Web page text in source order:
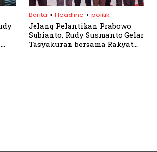
Berita . Headline . politik
Jelang Pelantikan Prabowo
Subianto, Rudy Susmanto Gelar
Tasyakuran bersama Rakyat